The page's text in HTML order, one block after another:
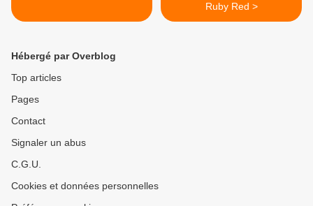
Ruby Red >
Hébergé par Overblog
Top articles
Pages
Contact
Signaler un abus
C.G.U.
Cookies et données personnelles